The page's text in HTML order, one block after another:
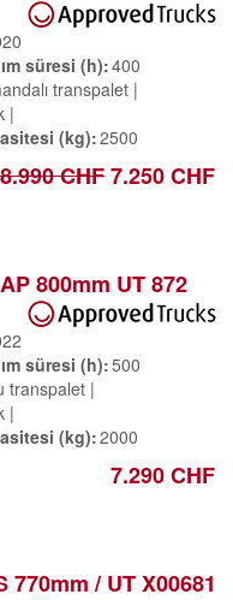
süresi (h) 400
transpalet
(kg) 2500
8.990 CHF7.250 CHF
800mm UT 872
süresi (h) 500
transpalet
(kg) 2000
7.290 CHF
770mm / UT X00681